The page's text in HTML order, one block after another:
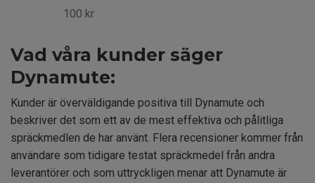
100 kr
Vad våra kunder säger
Dynamute:
Kunder är överväldigande positiva till Dynamute och
beskriver det som ett av de mest effektiva och pålitliga
spräckmedlen de har använt. Flera recensioner kommer från
användare som tidigare testat spräckmedel från andra
leverantörer och som uttryckligen menar att Dynamute är